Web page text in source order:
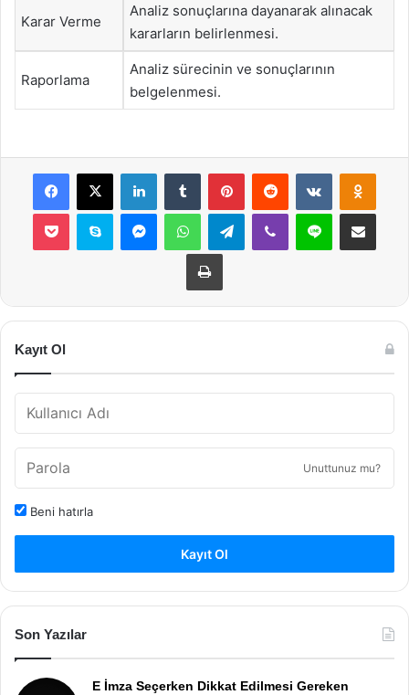
Karar Verme
Analiz sonuçlarına dayanarak alınacak
kararların belirlenmesi.
Raporlama
Analiz sürecinin ve sonuçlarının
belgelenmesi.
Facebook
X LinkedInTumblr PinterestReddit VKontakte
Pocket Skype MessengerWhatsAppTelegramViber Line E-Posta ile
Yazdır
Kayıt Ol
Unuttunuz mu?
Beni hatırla
Kayıt Ol
Son Yazılar
E İmza Seçerken Dikkat Edilmesi Gereken